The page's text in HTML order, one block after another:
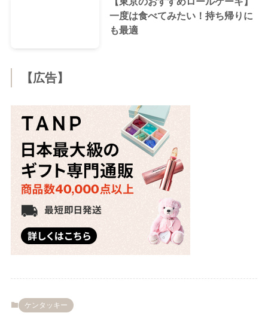
一度は食べてみたい！持ち帰りに
も最適
【広告】
ケンタッキー